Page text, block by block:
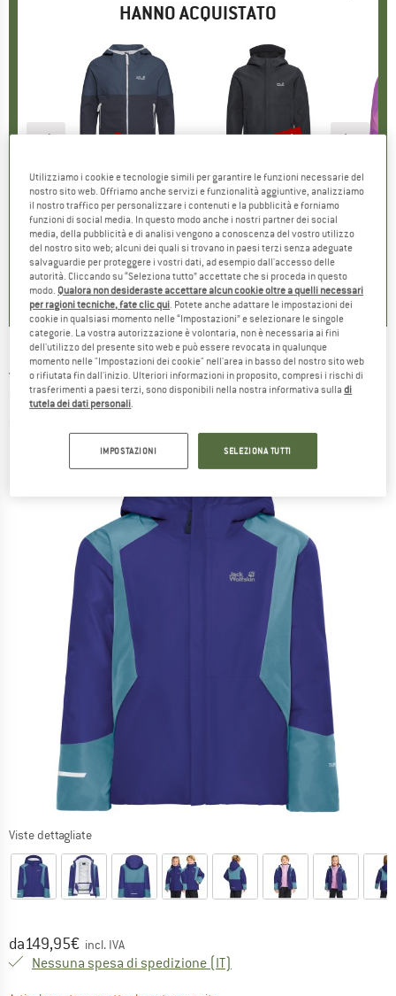
HANNO ACQUISTATO
)
MARCHIO
JACK WOLFSKIN
Articolo
Kid's Sandbird Hooded Jacket
Gruppo di prodotti
Giacca softshell
Prezzo
64,95 € Prezzo ridotto
da 42,22 €
0,0( 0)
MARCHIO
JACK WOLFSKIN
Articolo
Kid's Haze 2L Jacket
Gruppo di prodotti
Giacca antipioggia
Prezzo
99,95 € Prezzo ridotto
da69,97 €
0,0(0)
Articolo
Kid's
JACK WOLFSKIN - Kid's Snowflash Jacket -
Giacca da sci
Viste dettagliate
Prezzo:
da149,95€ incl. IVA
Nessuna spesa di spedizione (IT)
Utilizziamo i cookie e tecnologie simili per garantire le funzioni necessarie del
nostro sito web. Offriamo anche servizi e funzionalità aggiuntive, analizziamo
il nostro traffico per personalizzare i contenuti e la pubblicità e forniamo
funzioni di social media. In questo modo anche i nostri partner dei social
media, della pubblicità e di analisi vengono a conoscenza del vostro utilizzo
del nostro sito web; alcuni dei quali si trovano in paesi terzi senza adeguate
salvaguardie per proteggere i vostri dati, ad esempio dall'accesso delle
autorità. Cliccando su “Seleziona tutto” accettate che si proceda in questo
modo. Qualora non desideraste accettare alcun cookie oltre a quelli necessari
per ragioni tecniche, fate clic qui. Potete anche adattare le impostazioni dei
cookie in qualsiasi momento nelle “Impostazioni” e selezionare le singole
categorie. La vostra autorizzazione è volontaria, non è necessaria ai fini
dell'utilizzo del presente sito web e può essere revocata in qualunque
momento nelle "Impostazioni dei cookie" nell'area in basso del nostro sito web
o rifiutata fin dall'inizio. Ulteriori informazioni in proposito, compresi i rischi di
trasferimenti a paesi terzi, sono disponibili nella nostra informativa sulladi
tutela dei dati personali.
IMPOSTAZIONI SELEZIONA TUTTI